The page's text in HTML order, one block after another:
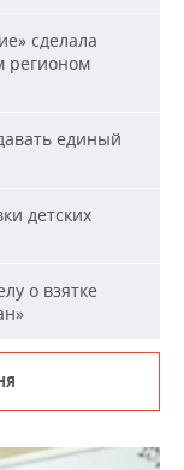
сделала
регионом
единый
детских
о взятке